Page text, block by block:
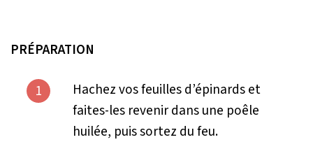
PRÉPARATION
1
Hachez vos feuilles d’épinards et
faites-les revenir dans une poêle
huilée, puis sortez du feu.